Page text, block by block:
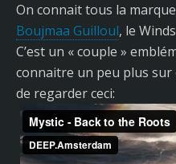
On connait tous la
Boujmaa Guilloul, le
C’est un « couple »
connaitre un peu plus sur
de regarder ceci: